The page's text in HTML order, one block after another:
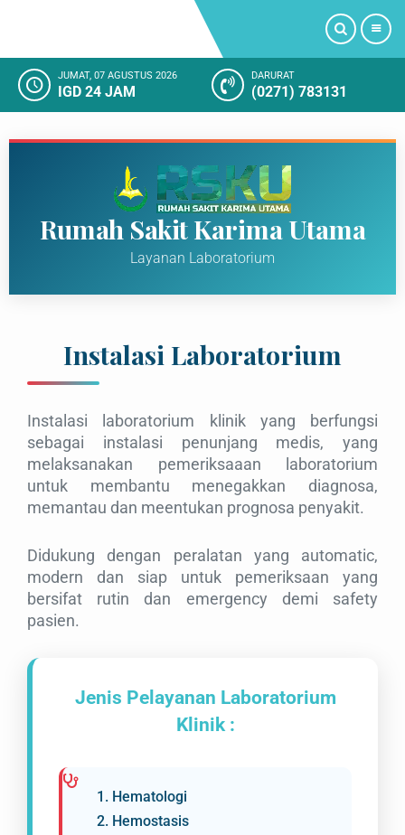
PROFIL
FASILITAS RUMAH SAKIT
KAMAR RAWAT INAP
KEGIATAN RUMAH SAKIT
KESAN PELANGGAN
SOSIAL MEDIA
TANYA KAMI
SARAN
JUMAT, 07 AGUSTUS 2026
IGD 24 JAM
DARURAT
(0271) 783131
Rumah Sakit Karima Utama
Layanan Laboratorium
Instalasi Laboratorium
Instalasi laboratorium klinik yang berfungsi
sebagai instalasi penunjang medis, yang
melaksanakan pemeriksaaan laboratorium
untuk membantu menegakkan diagnosa,
memantau dan meentukan prognosa penyakit.
Didukung dengan peralatan yang automatic,
modern dan siap untuk pemeriksaan yang
bersifat rutin dan emergency demi safety
pasien.
Jenis Pelayanan Laboratorium
Klinik :
1. Hematologi
2. Hemostasis